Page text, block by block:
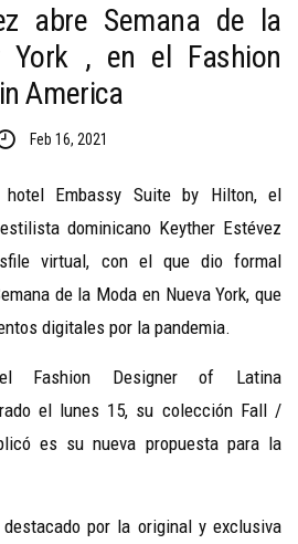
abre Semana de la
York , en el Fashion
America
Feb 16, 2021
Embassy Suite by Hilton, el
dominicano Keyther Estévez
virtual, con el que dio formal
de la Moda en Nueva York, que
digitales por la pandemia.
Fashion Designer of Latina
el lunes 15, su colección Fall /
es su nueva propuesta para la
por la original y exclusiva